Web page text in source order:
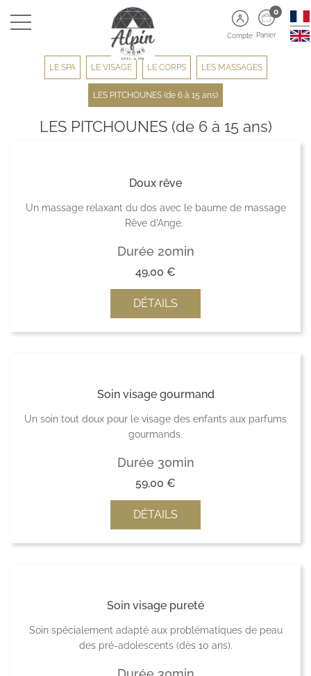
Compte
0
Panier
LE SPA LE VISAGE LE CORPS LES MASSAGES
LES PITCHOUNES (de 6 à 15 ans)
LES PITCHOUNES (de 6 à 15 ans)
Doux rêve
Un massage relaxant du dos avec le baume de massage
Rêve d'Ange.
Durée 20min
49,00 €
DÉTAILS
Soin visage gourmand
Un soin tout doux pour le visage des enfants aux parfums
gourmands.
Durée 30min
59,00 €
DÉTAILS
Soin visage pureté
Soin spécialement adapté aux problématiques de peau
des pré-adolescents (dès 10 ans).